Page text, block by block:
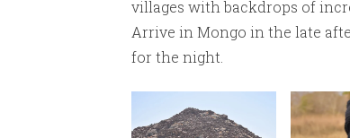
villages with backdrops of
Arrive in Mongo in the late
for the night.